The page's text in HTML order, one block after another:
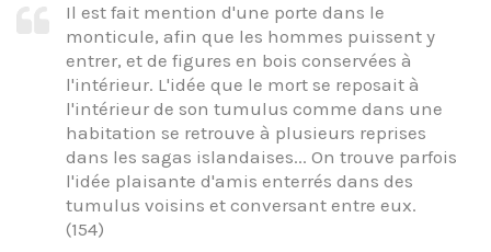
Il est fait mention d'une porte dans le
monticule, afin que les hommes puissent y
entrer, et de figures en bois conservées à
l'intérieur. L'idée que le mort se reposait à
l'intérieur de son tumulus comme dans une
habitation se retrouve à plusieurs reprises
dans les sagas islandaises... On trouve parfois
l'idée plaisante d'amis enterrés dans des
tumulus voisins et conversant entre eux.
(154)